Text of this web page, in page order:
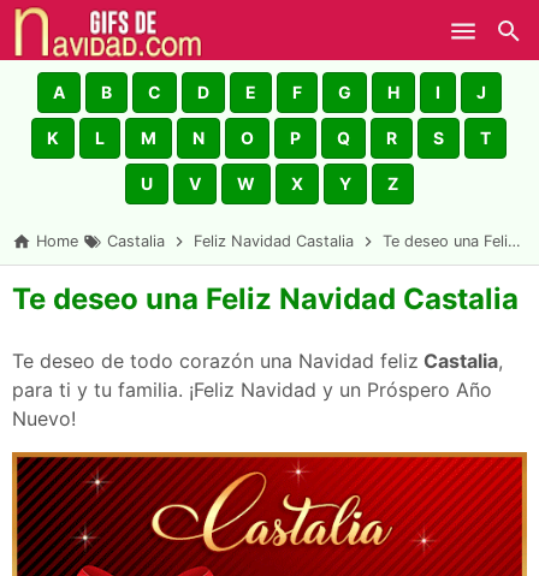
Skip to main content
A B C D E F G H I J
K L M N O P Q R S T
U V W X Y Z
Home Castalia Feliz Navidad Castalia Te deseo una Feliz Navidad Castalia
Te deseo una Feliz Navidad Castalia
Te deseo de todo corazón una Navidad feliz Castalia,
para ti y tu familia. ¡Feliz Navidad y un Próspero Año
Nuevo!